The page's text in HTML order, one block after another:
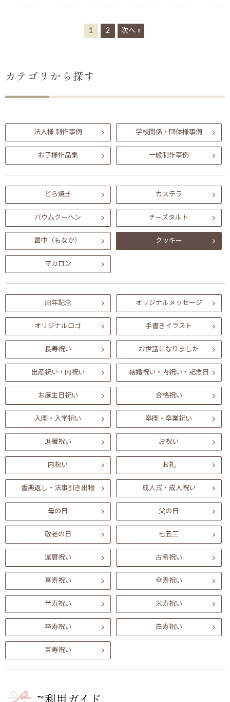
1 2 次へ »
カテゴリから探す
法人様 制作事例 学校関係・団体様事例
お子様作品集 一般制作事例
どら焼き カステラ
バウムクーヘン チーズタルト
最中（もなか） クッキー
マカロン
周年記念 オリジナルメッセージ
オリジナルロゴ 手書きイラスト
長寿祝い お世話になりました
出産祝い・内祝い 結婚祝い・内祝い・記念日
お誕生日祝い 合格祝い
入園・入学祝い 卒園・卒業祝い
退職祝い お祝い
内祝い お礼
香典返し・法事引き出物 成人式・成人祝い
母の日 父の日
敬老の日 七五三
還暦祝い 古希祝い
喜寿祝い 傘寿祝い
半寿祝い 米寿祝い
卒寿祝い 白寿祝い
百寿祝い
ご利用ガイド